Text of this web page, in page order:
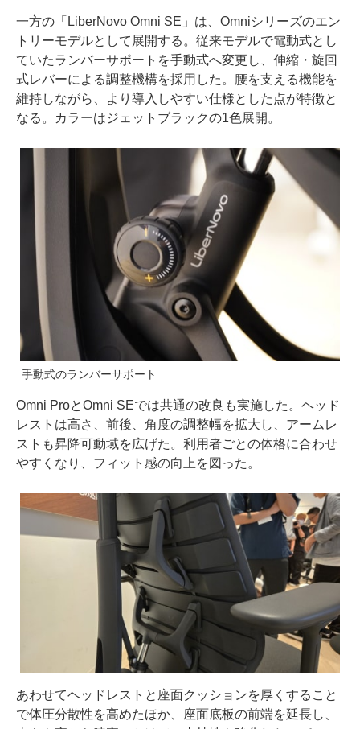
一方の「LiberNovo Omni SE」は、Omniシリーズのエン
トリーモデルとして展開する。従来モデルで電動式とし
ていたランバーサポートを手動式へ変更し、伸縮・旋回
式レバーによる調整機構を採用した。腰を支える機能を
維持しながら、より導入しやすい仕様とした点が特徴と
なる。カラーはジェットブラックの1色展開。
手動式のランバーサポート
Omni ProとOmni SEでは共通の改良も実施した。ヘッド
レストは高さ、前後、角度の調整幅を拡大し、アームレ
ストも昇降可動域を広げた。利用者ごとの体格に合わせ
やすくなり、フィット感の向上を図った。
あわせてヘッドレストと座面クッションを厚くすること
で体圧分散性を高めたほか、座面底板の前端を延長し、